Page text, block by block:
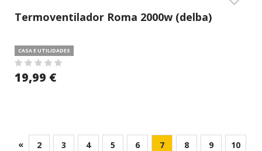
Termoventilador Roma 2000w (delba)
CASA E UTILIDADES
19,99 €
« 2 3 4 5 6 7 8 9
10